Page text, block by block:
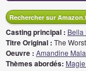
Rechercher sur
Casting principal : Bella
Titre Original : The
Oeuvre : Amandine
Thèmes abordés: